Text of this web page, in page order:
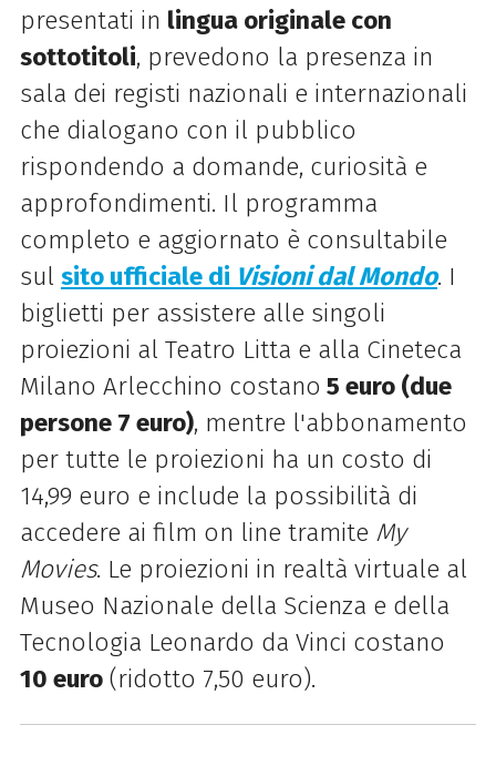
presentati in lingua originale con
sottotitoli, prevedono la presenza in
sala dei registi nazionali e internazionali
che dialogano con il pubblico
rispondendo a domande, curiosità e
approfondimenti. Il programma
completo e aggiornato è consultabile
sul sito ufficiale di Visioni dal Mondo. I
biglietti per assistere alle singoli
proiezioni al Teatro Litta e alla Cineteca
Milano Arlecchino costano 5 euro (due
persone 7 euro), mentre l'abbonamento
per tutte le proiezioni ha un costo di
14,99 euro e include la possibilità di
accedere ai film on line tramite My
Movies. Le proiezioni in realtà virtuale al
Museo Nazionale della Scienza e della
Tecnologia Leonardo da Vinci costano
10 euro(ridotto 7,50 euro).